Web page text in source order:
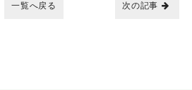
次の記事
一覧へ戻る